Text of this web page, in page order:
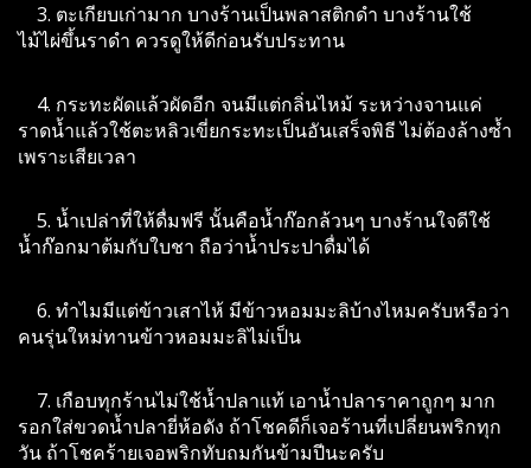
3. ตะเกียบเก่ามาก บางร้านเป็นพลาสติกดำ บางร้านใช้
ไม้ไผ่ขึ้นราดำ ควรดูให้ดีก่อนรับประทาน
4. กระทะผัดแล้วผัดอีก จนมีแต่กลิ่นไหม้ ระหว่างจานแค่
ราดน้ำแล้วใช้ตะหลิวเขี่ยกระทะเป็นอันเสร็จพิธี ไม่ต้องล้างซ้ำ
เพราะเสียเวลา
5. น้ำเปล่าที่ให้ดื่มฟรี นั้นคือน้ำก๊อกล้วนๆ บางร้านใจดีใช้
น้ำก๊อกมาต้มกับใบชา ถือว่าน้ำประปาดื่มได้
6. ทำไมมีแต่ข้าวเสาไห้ มีข้าวหอมมะลิบ้างไหมครับหรือว่า
คนรุ่นใหม่ทานข้าวหอมมะลิไม่เป็น
7. เกือบทุกร้านไม่ใช้น้ำปลาแท้ เอาน้ำปลาราคาถูกๆ มาก
รอกใส่ขวดน้ำปลายี่ห้อดัง ถ้าโชคดีก็เจอร้านที่เปลี่ยนพริกทุก
วัน ถ้าโชคร้ายเจอพริกทับถมกันข้ามปีนะครับ